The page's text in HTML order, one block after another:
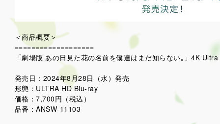
＜商品概要＞
===================
「劇場版 あの日見た花の名前を僕達はまだ知らない｡」4K
発売日：2024年8月28日（水）発売
形態：ULTRA HD Blu-ray
価格：7,700円（税込）
品番：ANSW-11103